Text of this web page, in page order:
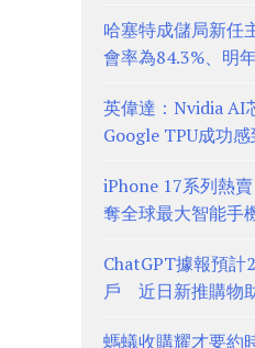
哈塞特成儲局新
會率為84.3%、明
英偉達：Nvidia
Google TPU成功
iPhone 17系列熱
奪全球最大智能手
ChatGPT據報預計
戶 近日新推購物
螞蟻收購耀才要